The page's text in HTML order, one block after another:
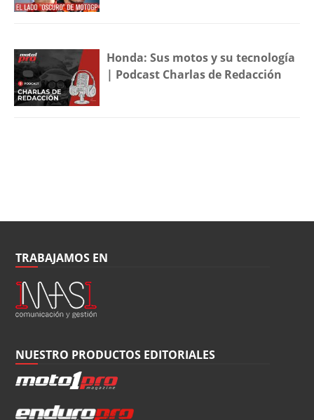
Honda: Sus motos y su tecnología
| Podcast Charlas de Redacción
TRABAJAMOS EN
NUESTRO PRODUCTOS EDITORIALES